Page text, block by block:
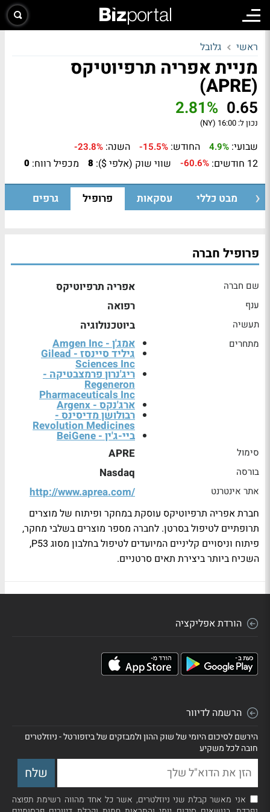
ראשי גלובל
מניית אפריה תרפיוטיקס
(APRE)
0.65
2.81%
נכון ל: 16:00 (NY)
שבועי: 4.9% החודש: -15.5% השנה: -23.8%
12 חודשים: -60.6% שווי שוק (אלפי $): 8 מכפיל רווח: 0
מבט כללי עסקאות פרופיל גרפים
פרופיל חברה
שם חברה אפריה תרפיוטיקס
ענף רפואה
תעשיה ביוטכנולוגיה
מתחרים אמג'ן - Amgen Inc
גיליד סיינסז - Gilead
Sciences Inc
ריג'נרון פרמצבטיקה -
Regeneron
Pharmaceuticals Inc
ארג'נקס - Argenx
רבולושן מדיסינס -
Revolution Medicines
ביי-ג'ין - BeiGene
סימול APRE
בורסה Nasdaq
אתר אינטרנט http://www.aprea.com/
חברת אפריה תרפיוטיקס עוסקת במחקר ופיתוח של מוצרים
תרופתיים לטיפול בסרטן. לחברה מספר מוצרים בשלבי מחקר,
פיתוח וניסויים קליניים המיועדים לטיפול בחלבון מסוג P53,
השכיח ביותר ביצירת תאים סרטניים.
הורדת אפליקציה
הרשמה לדיוור
הירשם לסיכום היומי של שוק ההון ולמבזקים של ביזפורטל - ניוזלטרים
חובה לכל משקיע
אני מאשר קבלת שני ניוזלטרים, אשר כל אחד מהווה רשימת תפוצה